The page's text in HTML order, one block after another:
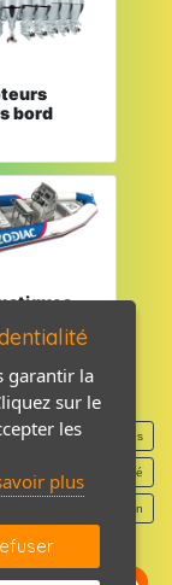
bord
Mentions légales
Politique de confidentialité
Contact / Plan
garantir la
sur le
les
plus